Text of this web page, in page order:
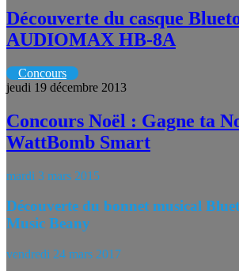
Découverte du casque
AUDIOMAX HB-8A
Concours
jeudi 19 décembre 2013
Concours Noël : Gagne ta
WattBomb Smart
mardi 3 mars 2015
Découverte du bonnet musical
Music Beany
vendredi 24 mars 2017